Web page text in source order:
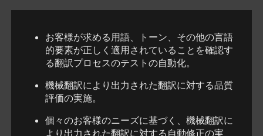
お客様が求める用語、トーン、その他の言語
的要素が正しく適用されていることを確認す
る翻訳プロセスのテストの自動化。
機械翻訳により出力された翻訳に対する品質
評価の実施。
個々のお客様のニーズに基づく、機械翻訳に
より出力された翻訳に対する自動修正の実